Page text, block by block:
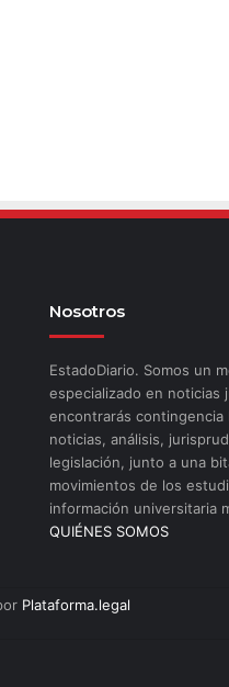
Nosotros
EstadoDiario. Somos un
especializado en noticias
encontrarás contingencia
noticias, análisis,
legislación, junto a una
movimientos de los
información universitaria
QUIÉNES SOMOS
Plataforma.legal